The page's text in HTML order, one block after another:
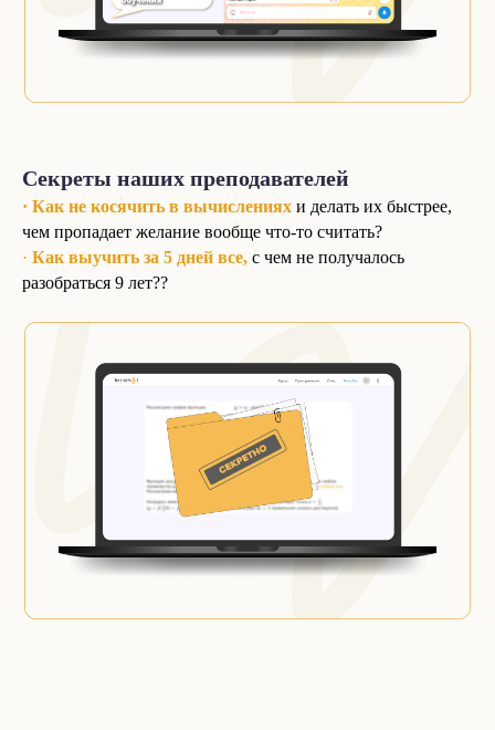
Секреты наших преподавателей
· Как не косячить в вычислениях и делать их быстрее,
чем пропадает желание вообще что-то считать?
· Как выучить за 5 дней все, с чем не получалось
разобраться 9 лет??